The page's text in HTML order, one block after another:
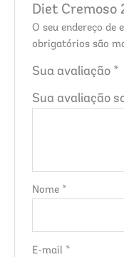
Diet Cremoso
O seu endereço de
obrigatórios são
Sua avaliação *
Sua avaliação
Nome *
E-mail *